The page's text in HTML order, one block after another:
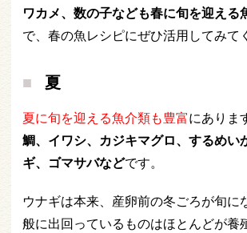
ワカメ、数の子なども春に旬を迎える
で、春の魚レシピにぜひ活用してみて
夏
夏に旬を迎える魚介類も豊富にありま
鯛、イワシ、カジキマグロ、するめい
ギ、ゴマサバなどです。
ウナギは本来、産卵前の冬ごろが旬に
般に出回っているものはほとんどが養